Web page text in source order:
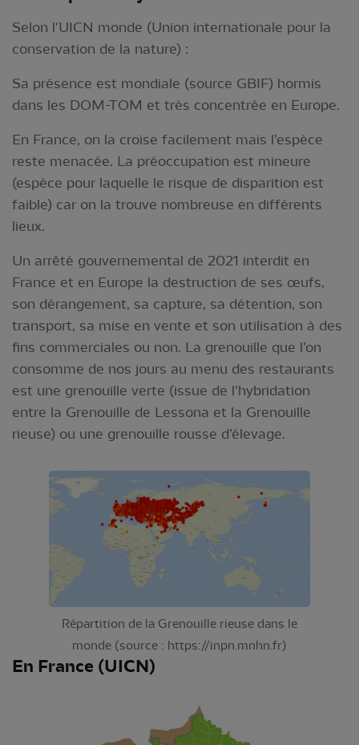
Selon l'UICN monde (Union internationale pour la
conservation de la nature) :
Sa présence est mondiale (source GBIF) hormis
dans les DOM-TOM et très concentrée en Europe.
En France, on la croise facilement mais l’espèce
reste menacée. La préoccupation est mineure
(espèce pour laquelle le risque de disparition est
faible) car on la trouve nombreuse en différents
lieux.
Un arrêté gouvernemental de 2021 interdit en
France et en Europe la destruction de ses œufs,
son dérangement, sa capture, sa détention, son
transport, sa mise en vente et son utilisation à des
fins commerciales ou non. La grenouille que l’on
consomme de nos jours au menu des restaurants
est une grenouille verte (issue de l’hybridation
entre la Grenouille de Lessona et la Grenouille
rieuse) ou une grenouille rousse d’élevage.
Répartition de la Grenouille rieuse dans le
monde (source : https://inpn.mnhn.fr)
En France (UICN)